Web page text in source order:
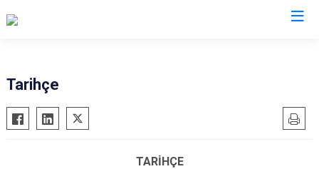
Cumayeri
Akçakoca
Tarihçe
TARİHÇE